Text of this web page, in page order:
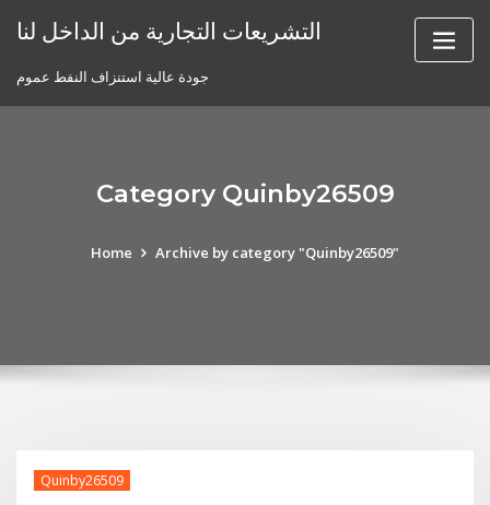
التشريعات التجارية من الداخل لنا
جودة عالية استنزاف النفط عموم
Category Quinby26509
Home Archive by category "Quinby26509"
Quinby26509